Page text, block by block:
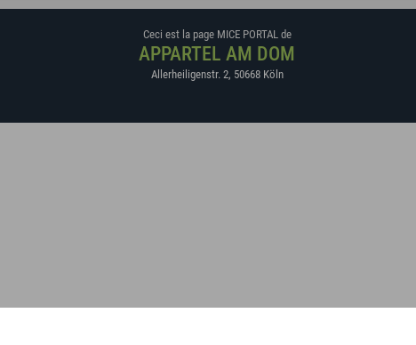
Ceci est la page MICE PORTAL de
APPARTEL AM DOM
Allerheiligenstr. 2, 50668 Köln